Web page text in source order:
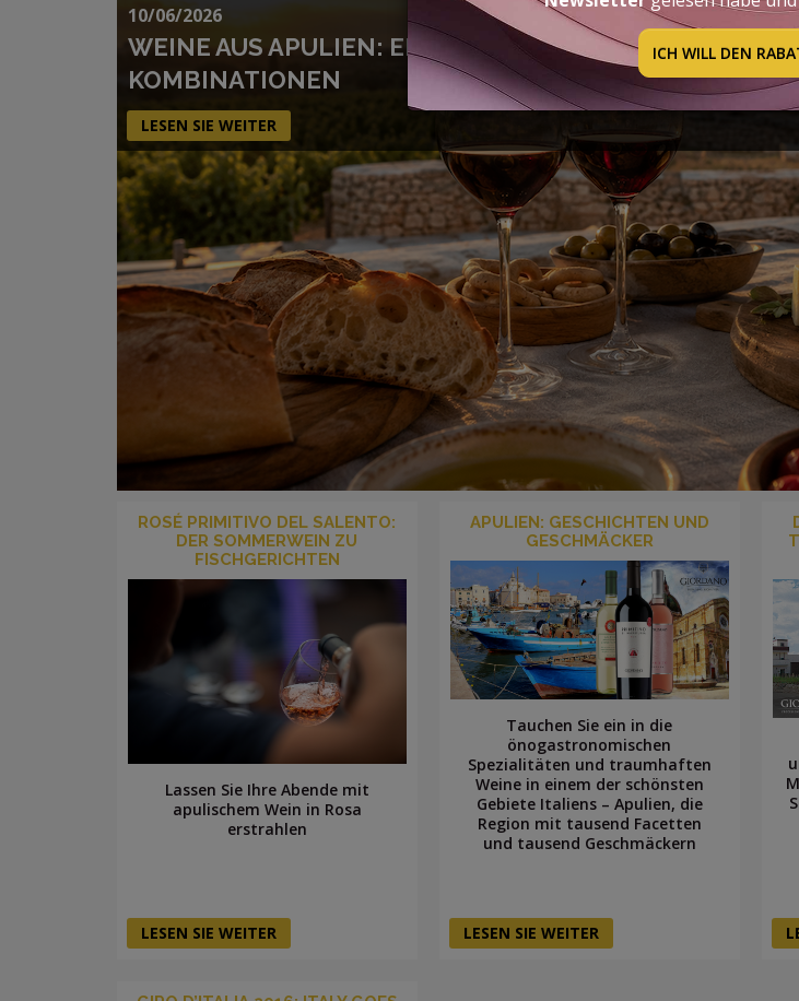
10/06/2026
WEINE AUS APULIEN: EIGENSCHAFTEN, HERSTELLUNG
KOMBINATIONEN
LESEN SIE WEITER
ROSÉ PRIMITIVO DEL SALENTO:
DER SOMMERWEIN ZU
FISCHGERICHTEN
Lassen Sie Ihre Abende mit
apulischem Wein in Rosa
erstrahlen
LESEN SIE WEITER
APULIEN: GESCHICHTEN UND
GESCHMÄCKER
Tauchen Sie ein in die
önogastronomischen
Spezialitäten und traumhaften
Weine in einem der schönsten
Gebiete Italiens – Apulien, die
Region mit tausend Facetten
und tausend Geschmäckern
LESEN SIE WEITER
ICH WILL DEN